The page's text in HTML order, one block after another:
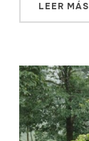
LEER MÁS